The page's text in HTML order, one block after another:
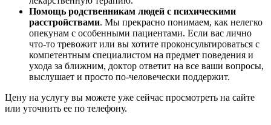
Помощь родственникам людей с психическими
расстройствами. Мы прекрасно понимаем, как нелегко
опекунам с особенными пациентами. Если вас лично
что-то тревожит или вы хотите проконсультироваться с
компетентным специалистом на предмет поведения и
ухода за ближним, доктор ответит на все ваши вопросы,
выслушает и просто по-человечески поддержит.
Цену на услугу вы можете уже сейчас просмотреть на сайте
или уточнить ее по телефону.